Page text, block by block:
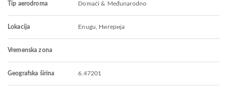
Tip aerodroma Domaći & Međunarodno
Lokacija Enugu, Нигерија
Vremenska zona
Geografska širina 6.47201